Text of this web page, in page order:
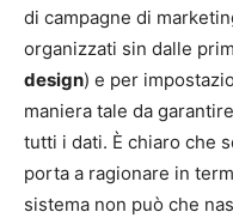
di campagne di
organizzati sin dalle
design) e per
maniera tale da
tutti i dati. È chiaro che
porta a ragionare in
sistema non può che